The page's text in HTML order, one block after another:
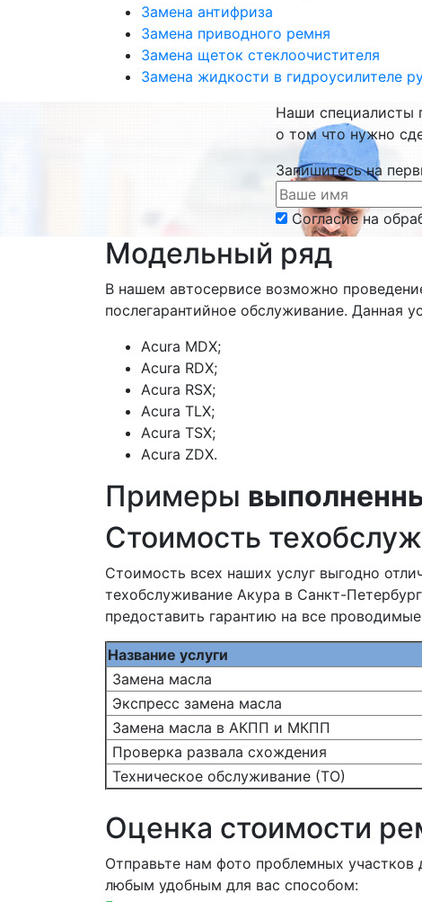
Замена антифриза
Замена приводного ремня
Замена щеток стеклоочистителя
Замена жидкости в гидроусилителе
Наши специалисты
о том что нужно
Запишитесь на
Согласие на
Модельный ряд
В нашем автосервисе возможно
послегарантийное обслуживание. Данная
Acura MDX;
Acura RDX;
Acura RSX;
Acura TLX;
Acura TSX;
Acura ZDX.
Примеры
Стоимость
Стоимость всех наших услуг выгодно
техобслуживание Акура в Санкт-
предоставить гарантию на все
Название услуги
Замена масла
Экспресс замена масла
Замена масла в АКПП и МКПП
Проверка развала схождения
Техническое обслуживание (ТО)
Оценка стоимости
Отправьте нам фото проблемных участков
любым удобным для вас способом: